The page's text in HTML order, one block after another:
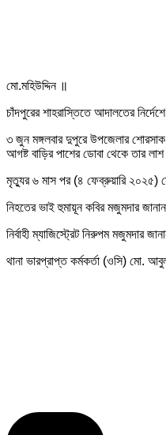
মো.মহিউদ্দিন ॥
চাঁদপুরের শাহরাস্তিতে আদালতের
৩ জুন মঙ্গলবার দুপুরে উপজেলার
আগষ্ট বাড়ির পাশের ডোবা থেকে তার
মৃত্যুর ৬ মাস পর (৪ ফেব্রুয়ারি ২০২৫)
নিহতের ভাই হুমায়ূন কবির মজুমদার
নির্বাহী ম্যাজিস্ট্রেট নিরুপম মজুমদার
থানা ভারপ্রাপ্ত কর্মকর্তা (ওসি) মো.